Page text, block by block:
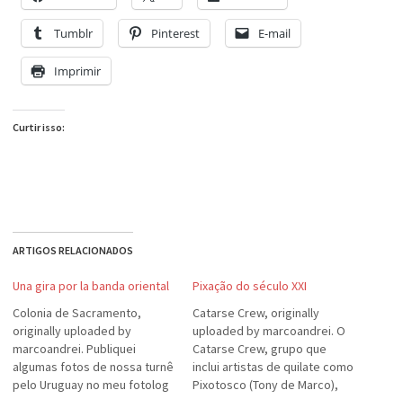
Tumblr Pinterest E-mail
Imprimir
Curtir isso:
ARTIGOS RELACIONADOS
Una gira por la banda oriental
Colonia de Sacramento,
originally uploaded by
marcoandrei. Publiquei
algumas fotos de nossa turnê
pelo Uruguay no meu fotolog
Pixação do século XXI
Catarse Crew, originally
uploaded by marcoandrei. O
Catarse Crew, grupo que
inclui artistas de quilate como
Pixotosco (Tony de Marco),